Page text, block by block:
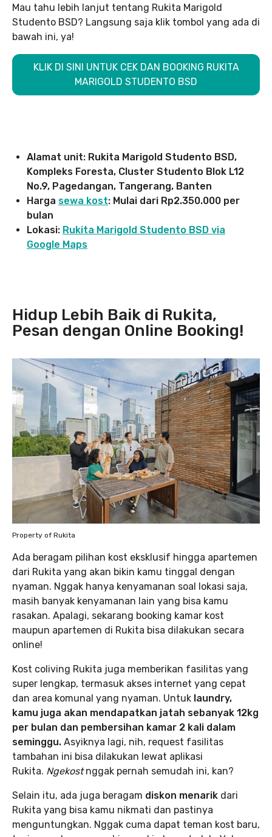
Mau tahu lebih lanjut tentang Rukita Marigold
Studento BSD? Langsung saja klik tombol yang ada di
bawah ini, ya!
KLIK DI SINI UNTUK CEK DAN BOOKING RUKITA
MARIGOLD STUDENTO BSD
Alamat unit: Rukita Marigold Studento BSD,
Kompleks Foresta, Cluster Studento Blok L12
No.9, Pagedangan, Tangerang, Banten
Harga sewa kost: Mulai dari Rp2.350.000 per
bulan
Lokasi: Rukita Marigold Studento BSD via
Google Maps
Hidup Lebih Baik di Rukita,
Pesan dengan Online Booking!
Property of Rukita
Ada beragam pilihan kost eksklusif hingga apartemen
dari Rukita yang akan bikin kamu tinggal dengan
nyaman. Nggak hanya kenyamanan soal lokasi saja,
masih banyak kenyamanan lain yang bisa kamu
rasakan. Apalagi, sekarang booking kamar kost
maupun apartemen di Rukita bisa dilakukan secara
online!
Kost coliving Rukita juga memberikan fasilitas yang
super lengkap, termasuk akses internet yang cepat
dan area komunal yang nyaman. Untuk laundry,
kamu juga akan mendapatkan jatah sebanyak 12kg
per bulan dan pembersihan kamar 2 kali dalam
seminggu. Asyiknya lagi, nih, request fasilitas
tambahan ini bisa dilakukan lewat aplikasi
Rukita. Ngekostnggak pernah semudah ini, kan?
Selain itu, ada juga beragam diskon menarik dari
Rukita yang bisa kamu nikmati dan pastinya
menguntungkan. Nggak cuma dapat teman kost baru,